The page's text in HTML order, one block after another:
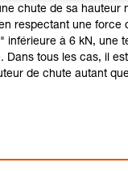
chute de sa hauteur
respectant une force
inférieure à 6 kN, une
Dans tous les cas, il
de chute autant